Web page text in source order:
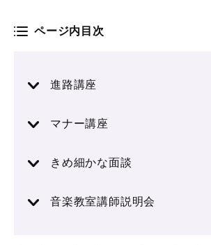
ページ内目次
進路講座
マナー講座
きめ細かな面談
音楽教室講師説明会